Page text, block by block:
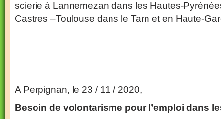
scierie à Lannemezan dans les Hautes-
Castres –Toulouse dans le Tarn et en Haute-
A Perpignan, le 23 / 11 / 2020,
Besoin de volontarisme pour l’emploi dans